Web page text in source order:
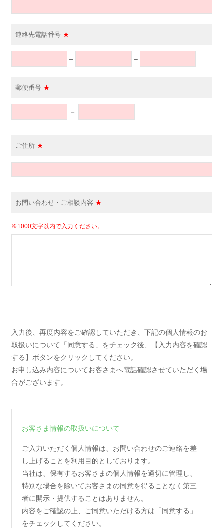
連絡先電話番号 ★
– –
郵便番号 ★
－
ご住所 ★
お問い合わせ・ご相談内容 ★
※1000文字以内で入力ください。
入力後、再度内容をご確認していただき、下記の個人情報のお
取扱いについて「同意する」をチェック後、【入力内容を確認
する】ボタンをクリックしてください。
お申し込み内容についてお客さまへ電話確認させていただく場
合がございます。
お客さま情報の取扱いについて
ご入力いただく個人情報は、お問い合わせのご連絡を差
し上げることを利用目的としております。
当社は、保有するお客さまの個人情報を適切に管理し、
特別な場合を除いてお客さまの同意を得ることなく第三
者に開示・提供することはありません。
内容をご確認の上、ご同意いただける方は「同意する」
をチェックしてください。